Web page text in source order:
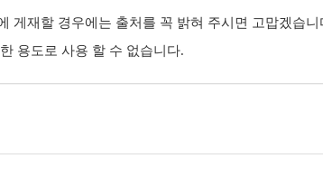
게재할 경우에는 출처를 꼭 밝혀 주시면 고맙겠습니
용도로 사용 할 수 없습니다.